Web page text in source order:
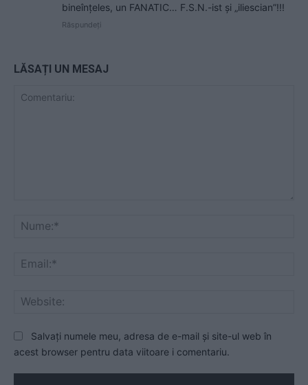
bineînțeles, un FANATIC… F.S.N.-ist și „iliescian”!!!
Răspundeți
LĂSAȚI UN MESAJ
Salvați numele meu, adresa de e-mail și site-ul web în
acest browser pentru data viitoare i comentariu.